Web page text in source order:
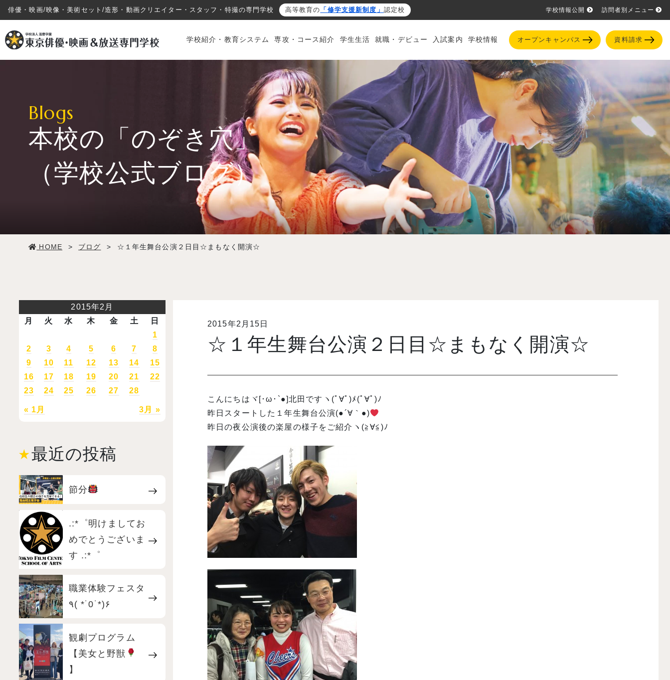
俳優・映画/映像・美術セット/造形・動画クリエイター・スタッフ・特撮の専門学校 高等教育の 「修学支援新制度」 認定校 学校情報公開 訪問者別メニュー
学校紹介・教育システム 専攻・コース紹介 学生生活 就職・デビュー 入試案内 学校情報 オープンキャンパス 資料請求
専攻・コース紹介
学校情報
オープンキャンパス
Blogs
本校の「のぞき穴」
（学校公式ブログ）
HOME > ブログ > ☆１年生舞台公演２日目☆まもなく開演☆
2015年2月15日
☆１年生舞台公演２日目☆まもなく開演☆
こんにちはヾ[･ω･`●]北田ですヽ(ﾟ∀ﾟ)ﾒ(ﾟ∀ﾟ)ﾉ
昨日スタートした１年生舞台公演(●´∀｀●)
昨日の夜公演後の楽屋の様子をご紹介ヽ(≧∀≦)ﾉ
2015年2月
月
火 水 木 金 土 日
« 1月 3月 »
1
2
3 4 5 6 7
8
9
10 11 12 13 14
15
16
17 18 19 20 21
22
23
24 25 26 27 28
最近の投稿
節分
.:*゜明けましてお
めでとうございま
す .:*゜
職業体験フェスタ
٩( *˙0˙*)۶
観劇プログラム
【美女と野獣
】